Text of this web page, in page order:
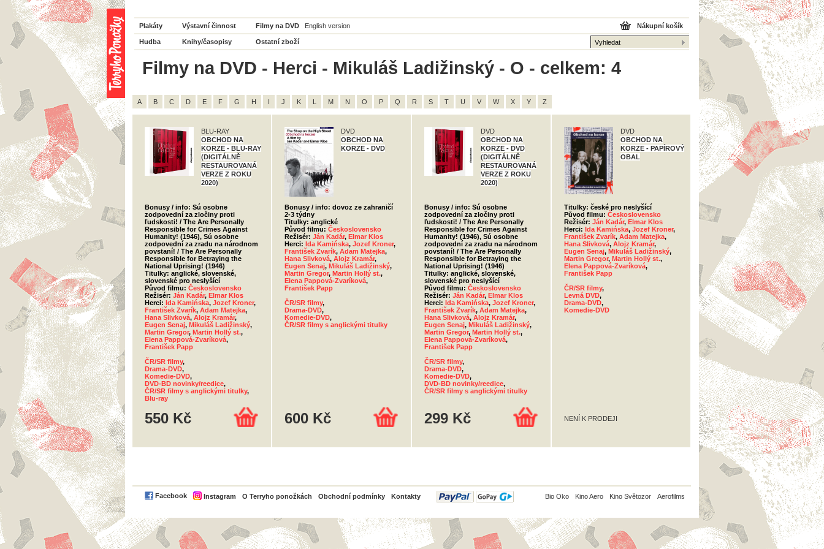
Plakáty Výstavní činnost Filmy na DVD English version
Hudba Knihy/časopisy Ostatní zboží
Nákupní košík
Filmy na DVD - Herci - Mikuláš Ladižinský - O - celkem: 4
A B C D E F G H I J K L M N O P Q R S T U V W X Y Z
BLU-RAY
OBCHOD NA
KORZE - BLU-RAY
(DIGITÁLNĚ
RESTAUROVANÁ
VERZE Z ROKU
2020)
Bonusy / info: Sú osobne
zodpovední za zločiny proti
ľudskosti! / The Are Personally
Responsible for Crimes Against
Humanity! (1946), Sú osobne
zodpovední za zradu na národnom
povstaní! / The Are Personally
Responsible for Betraying the
National Uprising! (1946)
Titulky: anglické, slovenské,
slovenské pro neslyšící
Původ filmu: Československo
Režisér: Ján Kadár, Elmar Klos
Herci: Ida Kamińska, Jozef Kroner,
František Zvarík, Adam Matejka,
Hana Slivková, Alojz Kramár,
Eugen Senaj, Mikuláš Ladižinský,
Martin Gregor, Martin Hollý st.,
Elena Pappová-Zvaríková,
František Papp
ČR/SR filmy,
Drama-DVD,
Komedie-DVD,
DVD-BD novinky/reedice,
ČR/SR filmy s anglickými titulky,
Blu-ray
550 Kč
DVD
OBCHOD NA
KORZE - DVD
Bonusy / info: dovoz ze zahraničí
2-3 týdny
Titulky: anglické
Původ filmu: Československo
Režisér: Ján Kadár, Elmar Klos
Herci: Ida Kamińska, Jozef Kroner,
František Zvarík, Adam Matejka,
Hana Slivková, Alojz Kramár,
Eugen Senaj, Mikuláš Ladižinský,
Martin Gregor, Martin Hollý st.,
Elena Pappová-Zvaríková,
František Papp
ČR/SR filmy,
Drama-DVD,
Komedie-DVD,
ČR/SR filmy s anglickými titulky
600 Kč
DVD
OBCHOD NA
KORZE - DVD
(DIGITÁLNĚ
RESTAUROVANÁ
VERZE Z ROKU
2020)
Bonusy / info: Sú osobne
zodpovední za zločiny proti
ľudskosti! / The Are Personally
Responsible for Crimes Against
Humanity! (1946), Sú osobne
zodpovední za zradu na národnom
povstaní! / The Are Personally
Responsible for Betraying the
National Uprising! (1946)
Titulky: anglické, slovenské,
slovenské pro neslyšící
Původ filmu: Československo
Režisér: Ján Kadár, Elmar Klos
Herci: Ida Kamińska, Jozef Kroner,
František Zvarík, Adam Matejka,
Hana Slivková, Alojz Kramár,
Eugen Senaj, Mikuláš Ladižinský,
Martin Gregor, Martin Hollý st.,
Elena Pappová-Zvaríková,
František Papp
ČR/SR filmy,
Drama-DVD,
Komedie-DVD,
DVD-BD novinky/reedice,
ČR/SR filmy s anglickými titulky
299 Kč
DVD
OBCHOD NA
KORZE - PAPÍROVÝ
OBAL
Titulky: české pro neslyšící
Původ filmu: Československo
Režisér: Ján Kadár, Elmar Klos
Herci: Ida Kamińska, Jozef Kroner,
František Zvarík, Adam Matejka,
Hana Slivková, Alojz Kramár,
Eugen Senaj, Mikuláš Ladižinský,
Martin Gregor, Martin Hollý st.,
Elena Pappová-Zvaríková,
František Papp
ČR/SR filmy,
Levná DVD,
Drama-DVD,
Komedie-DVD
NENÍ K PRODEJI
Facebook Instagram O Terryho ponožkách Obchodní podmínky Kontakty
PayPal Bio Oko Kino Aero Kino Světozor Aerofilms